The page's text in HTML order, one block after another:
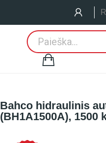
Bahco hidraulinis
(BH1A1500A), 1500